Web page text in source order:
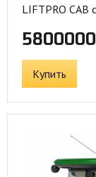
LIFTPRO CAB
Купить